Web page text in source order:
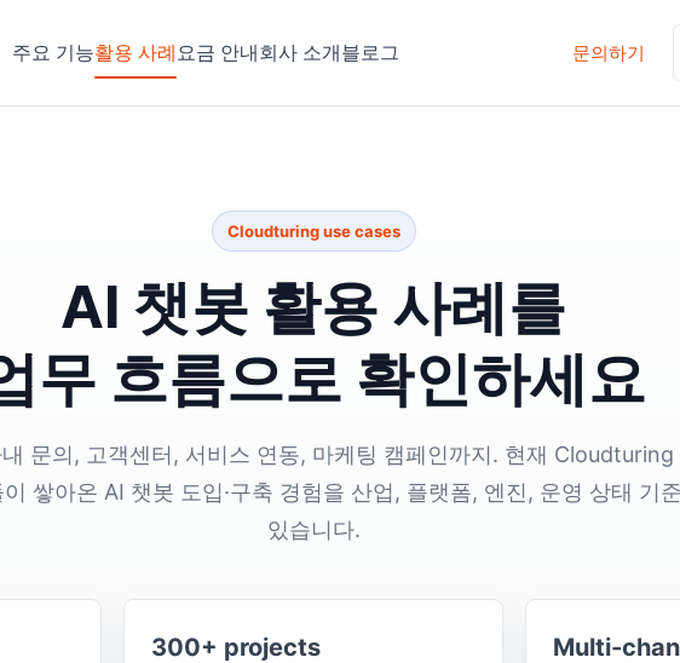
주요 기능활용 사례요금 안내회사 소개블로그 문의하기
Cloudturing use cases
AI 챗봇 활용 사례를
무 흐름으로 확인하세요
문의, 고객센터, 서비스 연동, 마케팅 캠페인까지. 현재 Cloudturing
쌓아온 AI 챗봇 도입·구축 경험을 산업, 플랫폼, 엔진, 운영 상태 기
있습니다.
300+ projects Multi-